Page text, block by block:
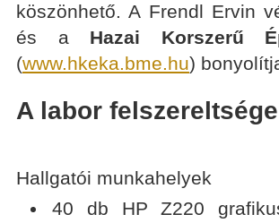
köszönhető. A Frendl Ervin
és a Hazai Korszerű
(www.hkeka.bme.hu)
A labor felszereltsége
Hallgatói munkahelyek
40 db HP Z220